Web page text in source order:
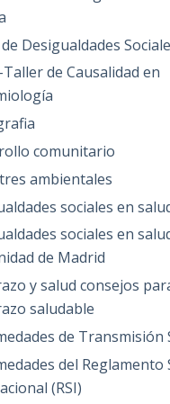
Desigualdades
de Causalidad en
comunitario
ambientales
sociales en
sociales en
de Madrid
y salud consejos
saludable
de Transmisión
del Reglamento
(RSI)